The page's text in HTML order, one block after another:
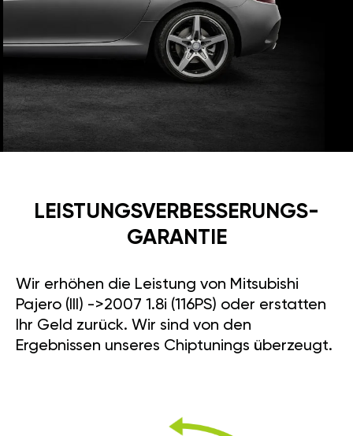
LEISTUNGSVERBESSE­RUNGS­
GARANTIE
Wir erhöhen die Leistung von Mitsubishi
Pajero (III) ->2007 1.8i (116PS) oder erstatten
Ihr Geld zurück. Wir sind von den
Ergebnissen unseres Chiptunings überzeugt.